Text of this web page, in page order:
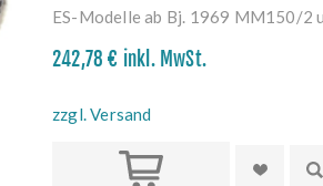
ES-Modelle ab Bj. 1969 MM150/2
242,78 € inkl. MwSt.
zzgl. Versand
Kaufen